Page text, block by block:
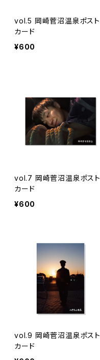
vol.5 岡崎菅沼温泉ポスト
カード
¥600
vol.7 岡崎菅沼温泉ポスト
カード
¥600
vol.9 岡崎菅沼温泉ポスト
カード